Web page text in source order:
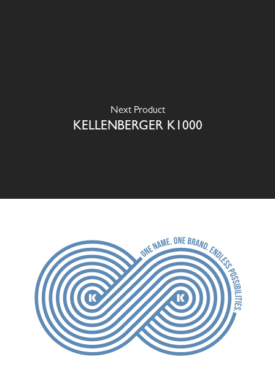
Next Product
KELLENBERGER K1000